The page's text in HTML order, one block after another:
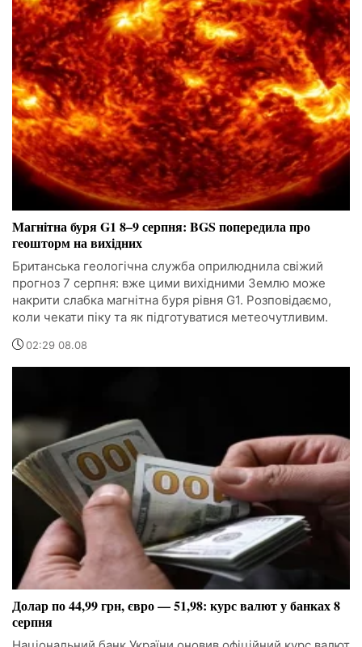
Магнітна буря G1 8–9 серпня: BGS попередила про
геошторм на вихідних
Британська геологічна служба оприлюднила свіжий
прогноз 7 серпня: вже цими вихідними Землю може
накрити слабка магнітна буря рівня G1. Розповідаємо,
коли чекати піку та як підготуватися метеочутливим.
02:29 08.08
Долар по 44,99 грн, євро — 51,98: курс валют у банках 8
серпня